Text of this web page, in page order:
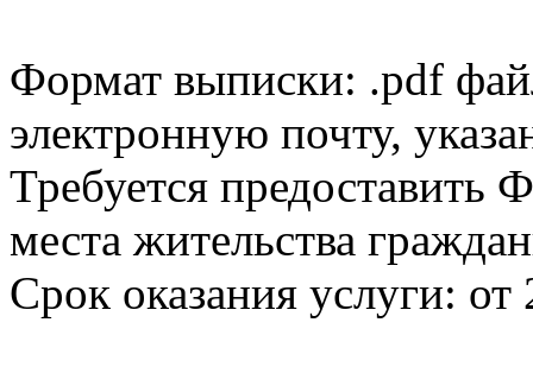
Формат выписки: .pdf
электронную почту,
Требуется
места жительства
Срок оказания услуги: от